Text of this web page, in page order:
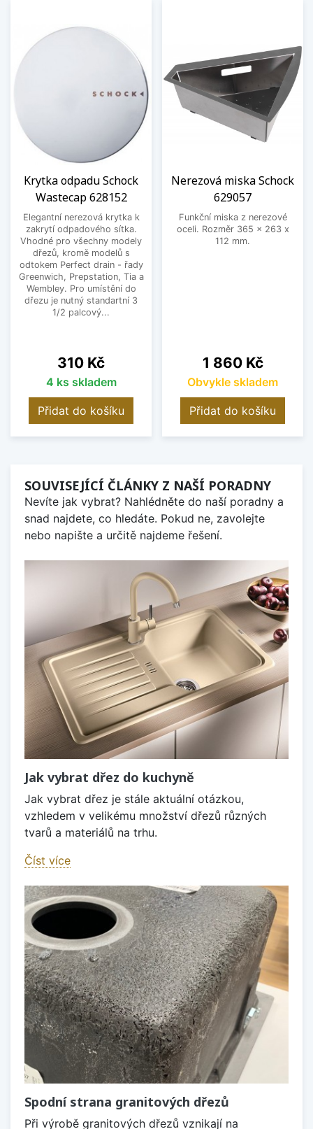
Krytka odpadu Schock
Wastecap 628152
Elegantní nerezová krytka k
zakrytí odpadového sítka.
Vhodné pro všechny modely
dřezů, kromě modelů s
odtokem Perfect drain - řady
Greenwich, Prepstation, Tia a
Wembley. Pro umístění do
dřezu je nutný standartní 3
1/2 palcový...
Cena
310 Kč
4 ks skladem
Přidat do košíku
Nerezová miska Schock
629057
Funkční miska z nerezové
oceli. Rozměr 365 x 263 x
112 mm.
Cena
1 860 Kč
Obvykle skladem
Přidat do košíku
SOUVISEJÍCÍ ČLÁNKY Z NAŠÍ PORADNY
Nevíte jak vybrat? Nahlédněte do naší poradny a
snad najdete, co hledáte. Pokud ne, zavolejte
nebo napište a určitě najdeme řešení.
Jak vybrat dřez do kuchyně
Jak vybrat dřez je stále aktuální otázkou,
vzhledem v velikému množství dřezů různých
tvarů a materiálů na trhu.
Číst více
Spodní strana granitových dřezů
Při výrobě granitových dřezů vznikají na